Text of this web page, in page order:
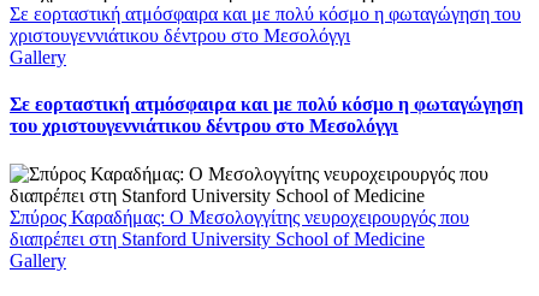
Σε εορταστική ατμόσφαιρα και με πολύ κόσμο η φωταγώγηση του
χριστουγεννιάτικου δέντρου στο Μεσολόγγι
Gallery
Σε εορταστική ατμόσφαιρα και με πολύ κόσμο η φωταγώγηση
του χριστουγεννιάτικου δέντρου στο Μεσολόγγι
Σπύρος Καραδήμας: Ο Μεσολογγίτης νευροχειρουργός που
διαπρέπει στη Stanford University School of Medicine
Gallery